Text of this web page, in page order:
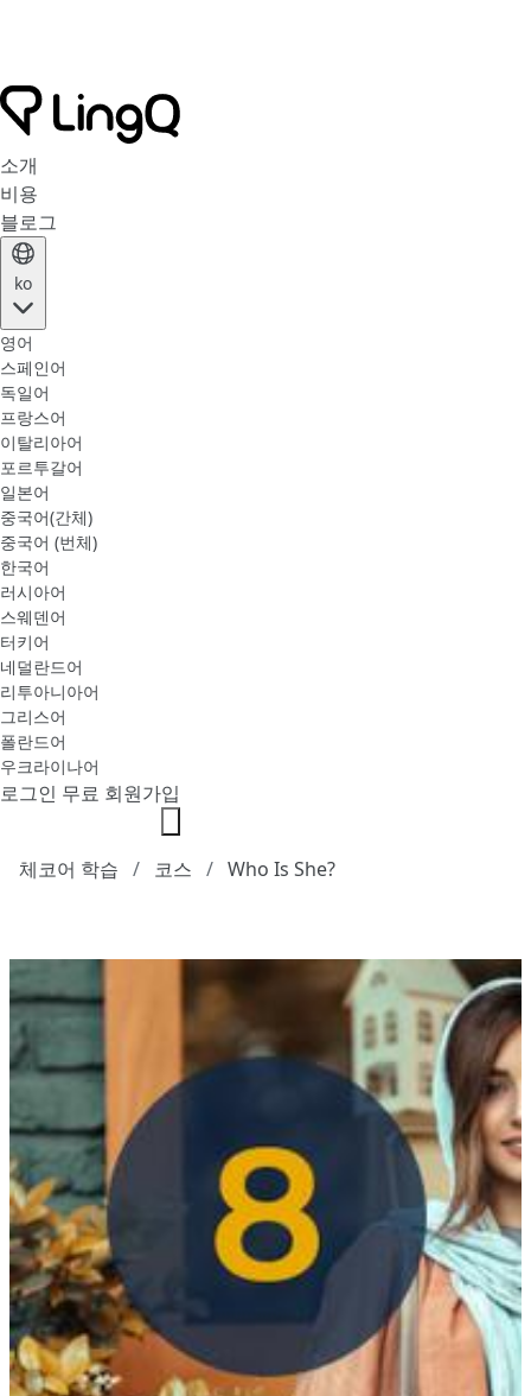
소개
비용
블로그
ko
영어
스페인어
독일어
프랑스어
이탈리아어
포르투갈어
일본어
중국어(간체)
중국어 (번체)
한국어
러시아어
스웨덴어
터키어
네덜란드어
리투아니아어
그리스어
폴란드어
우크라이나어
로그인 무료 회원가입
체코어 학습 코스 Who Is She?